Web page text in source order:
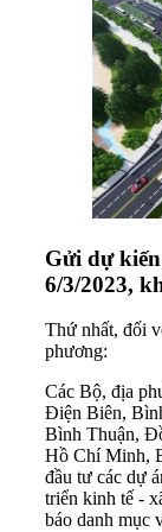
Gửi dự
6/3/2023,
Thứ nhất, đối
phương:
Các Bộ, địa
Điện Biên,
Bình Thuận,
Hồ Chí Minh,
đầu tư các dự
triển kinh tế -
báo danh mục